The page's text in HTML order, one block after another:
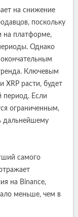
на снижение
поскольку
на платформе,
Однако
окончательным
Ключевым
расти, будет
период. Если
ограниченным,
дальнейшему
самого
на Binance,
меньше, чем в